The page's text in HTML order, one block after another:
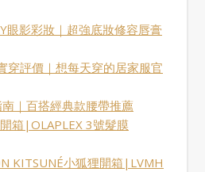
眼影彩妝｜超強底妝修容唇膏
穿評價｜想每天穿的居家服官
｜百搭經典款腰帶推薦
箱|OLAPLEX 3號髮膜
KITSUNÉ小狐狸開箱|LVMH